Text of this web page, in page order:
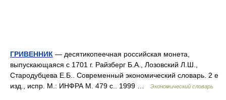
ГРИВЕННИК — десятикопеечная российская монета,
выпускающаяся с 1701 г. Райзберг Б.А., Лозовский Л.Ш.,
Стародубцева Е.Б.. Современный экономический словарь. 2 е
изд., испр. М.: ИНФРА М. 479 с.. 1999 …
Экономический словарь